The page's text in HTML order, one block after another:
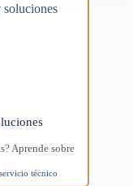
Aprende sobre
servicio técnico